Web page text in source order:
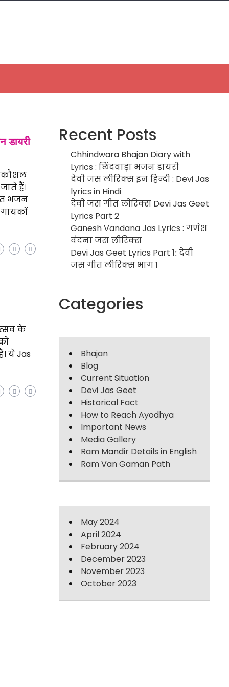
हैं।
भजन
गायकों
के
ये Jas
Recent Posts
Chhindwara Bhajan Diary with
Lyrics : छिंदवाड़ा भजन डायरी
देवी जस लीरिक्स इन हिन्दी : Devi Jas
lyrics in Hindi
देवी जस गीत लीरिक्स Devi Jas Geet
Lyrics Part 2
Ganesh Vandana Jas Lyrics : गणेश
वंदना जस लीरिक्स
Devi Jas Geet Lyrics Part 1ː देवी
जस गीत लीरिक्स भाग 1
Categories
Bhajan
Blog
Current Situation
Devi Jas Geet
Historical Fact
How to Reach Ayodhya
Important News
Media Gallery
Ram Mandir Details in English
Ram Van Gaman Path
May 2024
April 2024
February 2024
December 2023
November 2023
October 2023